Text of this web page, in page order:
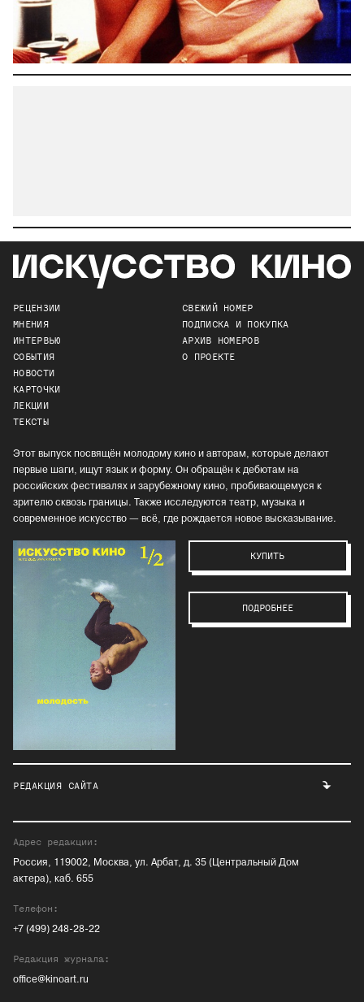
РЕЦЕНЗИИ
МНЕНИЯ
ИНТЕРВЬЮ
СОБЫТИЯ
НОВОСТИ
КАРТОЧКИ
ЛЕКЦИИ
ТЕКСТЫ
СВЕЖИЙ НОМЕР
ПОДПИСКА И ПОКУПКА
АРХИВ НОМЕРОВ
О ПРОЕКТЕ
Этот выпуск посвящён молодому кино и авторам, которые делают
первые шаги, ищут язык и форму. Он обращён к дебютам на
российских фестивалях и зарубежному кино, пробивающемуся к
зрителю сквозь границы. Также исследуются театр, музыка и
современное искусство — всё, где рождается новое высказывание.
КУПИТЬ
ПОДРОБНЕЕ
РЕДАКЦИЯ САЙТА
Адрес редакции:
Россия, 119002, Москва, ул. Арбат, д. 35 (Центральный Дом
актера), каб. 655
Телефон:
+7 (499) 248-28-22
Редакция журнала:
office@kinoart.ru